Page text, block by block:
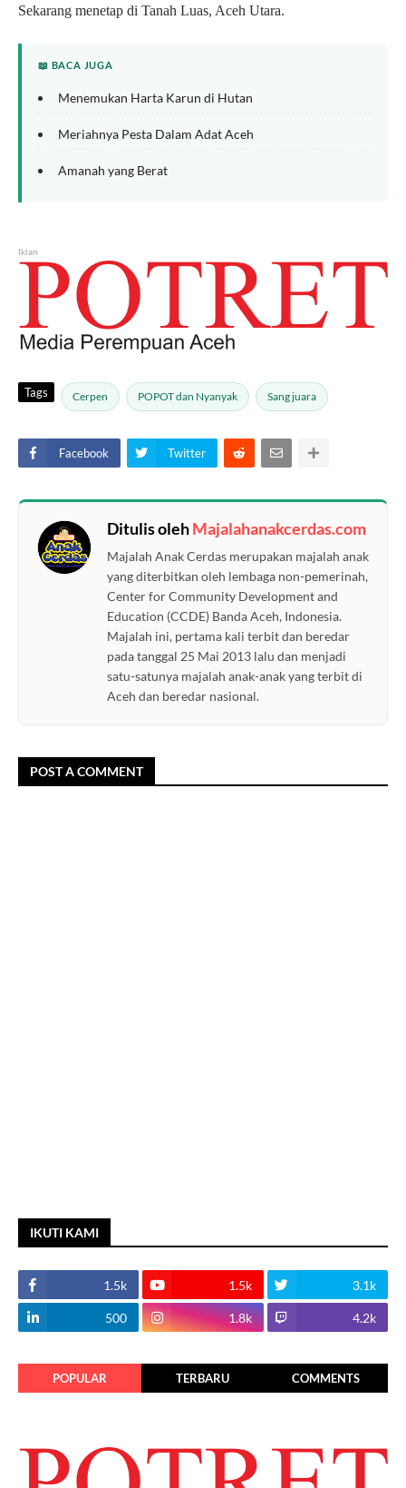
Sekarang menetap di Tanah Luas, Aceh Utara.
📖 BACA JUGA
Menemukan Harta Karun di Hutan
Meriahnya Pesta Dalam Adat Aceh
Amanah yang Berat
Iklan
Tags Cerpen POPOT dan Nyanyak Sang juara
Facebook Twitter
Ditulis olehMajalahanakcerdas.com
Majalah Anak Cerdas merupakan majalah anak
yang diterbitkan oleh lembaga non-pemerinah,
Center for Community Development and
Education (CCDE) Banda Aceh, Indonesia.
Majalah ini, pertama kali terbit dan beredar
pada tanggal 25 Mai 2013 lalu dan menjadi
satu-satunya majalah anak-anak yang terbit di
Aceh dan beredar nasional.
POST A COMMENT
IKUTI KAMI
1.5k 1.5k 3.1k
500 1.8k 4.2k
POPULAR TERBARU COMMENTS